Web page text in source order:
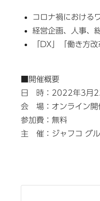
コロナ禍における
経営企画、人事、
「DX」「働き方
■開催概要
日 時：2022年3月
会 場：オンライン開
参加費：無料
主 催：ジャフコ グ